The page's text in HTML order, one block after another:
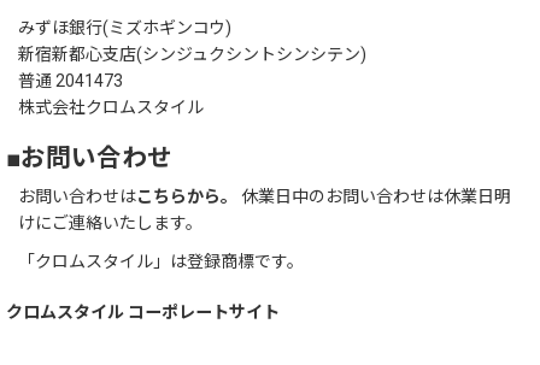
みずほ銀行(ミズホギンコウ)
新宿新都心支店(シンジュクシントシンシテン)
普通 2041473
株式会社クロムスタイル
■お問い合わせ
お問い合わせはこちらから。
休業日中のお問い合わせは休業日明
けにご連絡いたします。
「クロムスタイル」は登録商標です。
クロムスタイル コーポレートサイト